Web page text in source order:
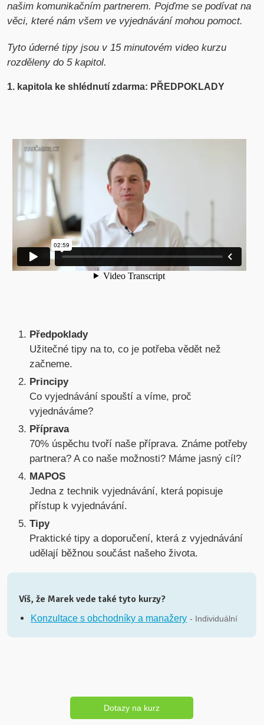
našim komunikačním partnerem. Pojďme se podívat na
věci, které nám všem ve vyjednávání mohou pomoct.
Tyto úderné tipy jsou v 15 minutovém video kurzu
rozděleny do 5 kapitol.
1. kapitola ke shlédnutí zdarma: PŘEDPOKLADY
Předpoklady
Užitečné tipy na to, co je potřeba vědět než
začneme.
Principy
Co vyjednávání spouští a víme, proč
vyjednáváme?
Příprava
70% úspěchu tvoří naše příprava. Známe potřeby
partnera? A co naše možnosti? Máme jasný cíl?
MAPOS
Jedna z technik vyjednávání, která popisuje
přístup k vyjednávání.
Tipy
Praktické tipy a doporučení, která z vyjednávání
udělají běžnou součást našeho života.
Víš, že Marek vede také tyto kurzy?
Konzultace s obchodníky a manažery - Individuální
Dotazy na kurz